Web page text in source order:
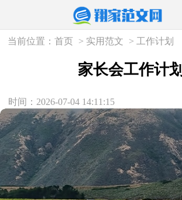
当前位置：首页 > 实用范文 > 工作计划
家长会工作计划
时间：2026-07-04 14:11:15